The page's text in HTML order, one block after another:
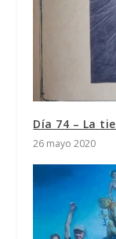
Día 74 – La
26 mayo 2020